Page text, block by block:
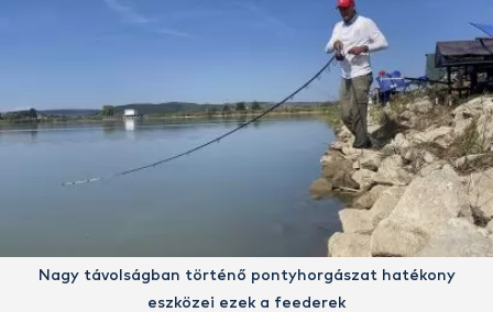
Nagy távolságban történő pontyhorgászat hatékony
eszközei ezek a feederek